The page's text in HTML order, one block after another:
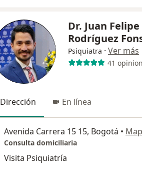
Dr. Juan Felipe
Rodríguez
Psiquiatra · Ver más
41
Dirección En línea
Avenida Carrera 15 15, Bogotá •
Consulta domiciliaria
Visita Psiquiatría